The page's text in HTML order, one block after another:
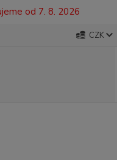
od 7. 8. 2026
CZK